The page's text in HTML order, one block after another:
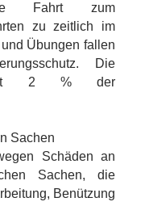
Fahrt zum
zu zeitlich im
Übungen fallen
Die
2 % der
Sachen
Schäden an
Sachen, die
Benützung